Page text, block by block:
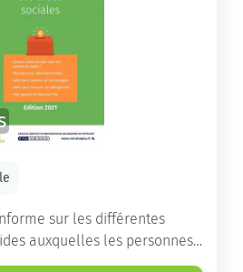
sur les différentes
auxquelles les personnes
financer un séjour en maison